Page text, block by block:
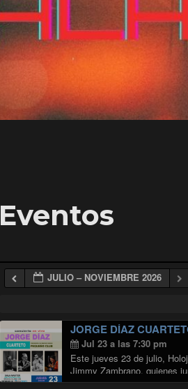
Eventos
JULIO – NOVIEMBRE 2026
JORGE DÍAZ
Jul 23 a las 7:30 pm
Este jueves 23 de julio,
Jimmy Zambrano, quienes